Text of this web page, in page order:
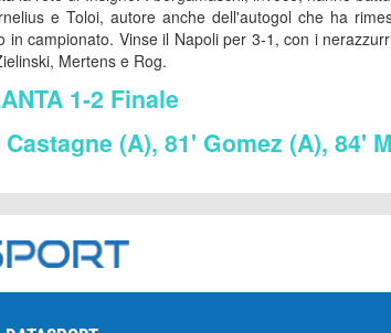
e Toloi, autore anche dell'autogol che ha
in campionato. Vinse il Napoli per 3-1, con i
Mertens e Rog.
1-2 Finale
(A), 81' Gomez (A), 84'